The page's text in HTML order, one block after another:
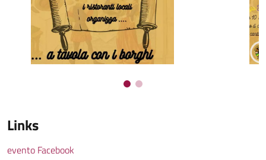
Links
evento Facebook